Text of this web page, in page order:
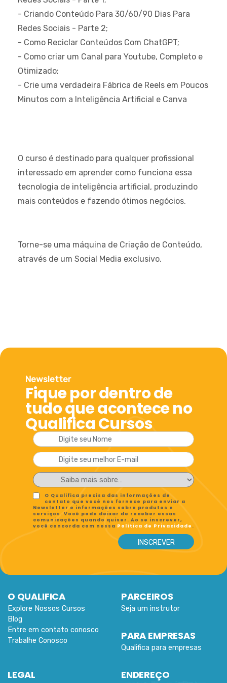
- Criando Conteúdo Para 30/60/90 Dias Para
Redes Sociais - Parte 2;
- Como Reciclar Conteúdos Com ChatGPT;
- Como criar um Canal para Youtube, Completo e
Otimizado;
- Crie uma verdadeira Fábrica de Reels em Poucos
Minutos com a Inteligência Artificial e Canva
O curso é destinado para qualquer profissional
interessado em aprender como funciona essa
tecnologia de inteligência artificial, produzindo
mais conteúdos e fazendo ótimos negócios.
Torne-se uma máquina de Criação de Conteúdo,
através de um Social Media exclusivo.
Newsletter
Fique por dentro de
tudo que acontece no
Qualifica Cursos
O Qualifica precisa das informações de
contato que você nos fornece para enviar a
Newsletter e informações sobre produtos e
serviços. Você pode deixar de receber essas
comunicações quando quiser. Ao se inscrever,
você concorda com nossa Política de Privacidade .
O QUALIFICA
Explore Nossos Cursos
Blog
Entre em contato conosco
Trabalhe Conosco
PARCEIROS
Seja um instrutor
PARA EMPRESAS
Qualifica para empresas
LEGAL ENDEREÇO